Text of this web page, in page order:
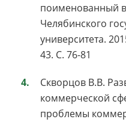
поименованный
Челябинского
университета.
43. С. 76-81
Скворцов В.В.
коммерческой
проблемы